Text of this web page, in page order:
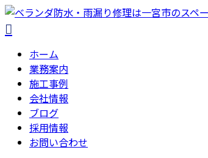
ホーム
業務案内
施工事例
会社情報
ブログ
採用情報
お問い合わせ